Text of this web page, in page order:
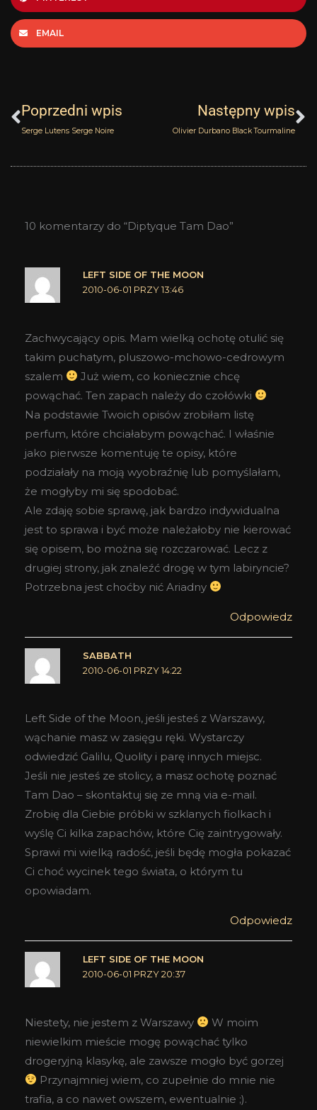
EMAIL
Poprzedni wpis
Serge Lutens Serge Noire
Następny wpis
Olivier Durbano Black Tourmaline
10 komentarzy do “Diptyque Tam Dao”
LEFT SIDE OF THE MOON
2010-06-01 PRZY 13:46
Zachwycający opis. Mam wielką ochotę otulić się
takim puchatym, pluszowo-mchowo-cedrowym
szalem
Już wiem, co koniecznie chcę
powąchać. Ten zapach należy do czołówki
Na podstawie Twoich opisów zrobiłam listę
perfum, które chciałabym powąchać. I właśnie
jako pierwsze komentuję te opisy, które
podziałały na moją wyobraźnię lub pomyślałam,
że mogłyby mi się spodobać.
Ale zdaję sobie sprawę, jak bardzo indywidualna
jest to sprawa i być może należałoby nie kierować
się opisem, bo można się rozczarować. Lecz z
drugiej strony, jak znaleźć drogę w tym labiryncie?
Potrzebna jest choćby nić Ariadny
Odpowiedz
SABBATH
2010-06-01 PRZY 14:22
Left Side of the Moon, jeśli jesteś z Warszawy,
wąchanie masz w zasięgu ręki. Wystarczy
odwiedzić Galilu, Quolity i parę innych miejsc.
Jeśli nie jesteś ze stolicy, a masz ochotę poznać
Tam Dao – skontaktuj się ze mną via e-mail.
Zrobię dla Ciebie próbki w szklanych fiolkach i
wyślę Ci kilka zapachów, które Cię zaintrygowały.
Sprawi mi wielką radość, jeśli będę mogła pokazać
Ci choć wycinek tego świata, o którym tu
opowiadam.
Odpowiedz
LEFT SIDE OF THE MOON
2010-06-01 PRZY 20:37
Niestety, nie jestem z Warszawy
W moim
niewielkim mieście mogę powąchać tylko
drogeryjną klasykę, ale zawsze mogło być gorzej
Przynajmniej wiem, co zupełnie do mnie nie
trafia, a co nawet owszem, ewentualnie ;).